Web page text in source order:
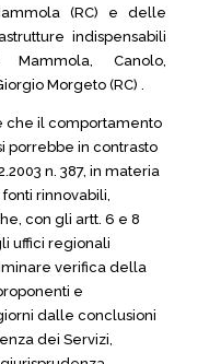
(RC) e delle
indispensabili
Canolo,
Morgeto (RC) .
che il comportamento
porrebbe in contrasto
n. 387, in materia
rinnovabili,
con gli artt. 6 e 8
uffici regionali
verifica della
e
dalle conclusioni
dei Servizi,